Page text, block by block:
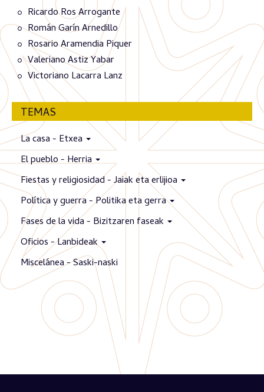
Ricardo Ros Arrogante
Román Garín Arnedillo
Rosario Aramendia Piquer
Valeriano Astiz Yabar
Victoriano Lacarra Lanz
TEMAS
La casa - Etxea
El pueblo - Herria
Fiestas y religiosidad - Jaiak eta erlijioa
Política y guerra - Politika eta gerra
Fases de la vida - Bizitzaren faseak
Oficios - Lanbideak
Miscelánea - Saski-naski